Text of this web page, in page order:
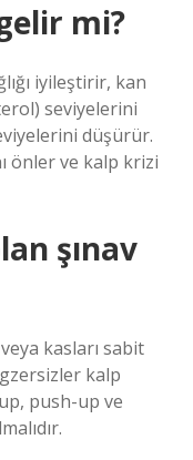
mi?
iyileştirir, kan
seviyelerini
düşürür.
önler ve kalp krizi
şınav
kasları sabit
kalp
push-up ve